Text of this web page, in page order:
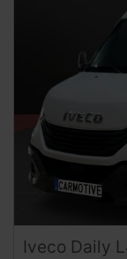
Iveco Daily